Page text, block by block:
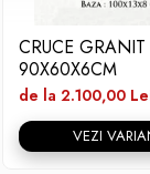
CRUCE GRANIT
90X60X6CM
de la 2.100,00
VEZI